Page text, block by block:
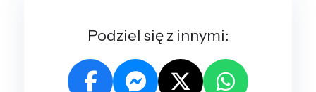
Podziel się z innymi: